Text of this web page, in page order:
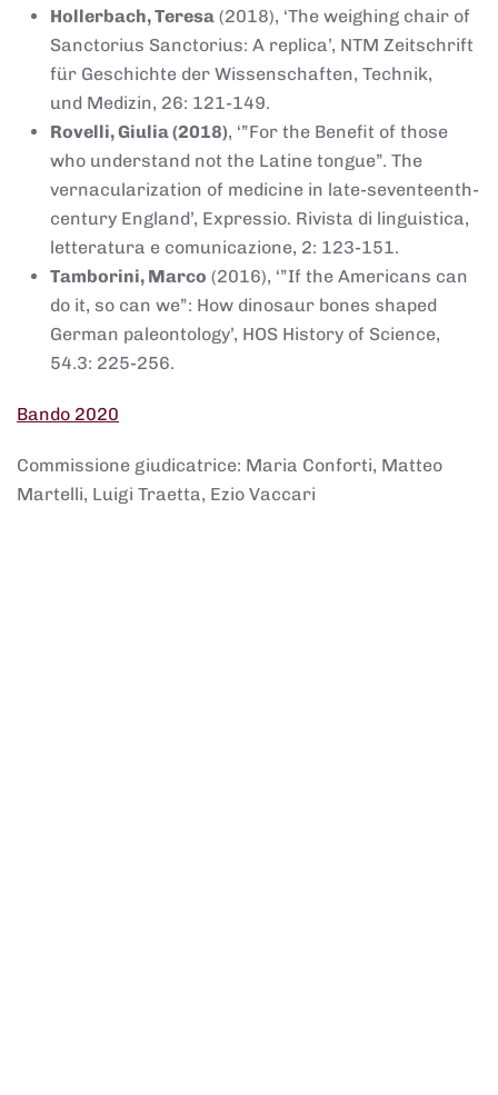
Hollerbach, Teresa (2018), ‘The weighing chair of
Sanctorius Sanctorius: A replica’, NTM Zeitschrift
für Geschichte der Wissenschaften, Technik,
und Medizin, 26: 121-149.
Rovelli, Giulia (2018), ‘”For the Benefit of those
who understand not the Latine tongue”. The
vernacularization of medicine in late-seventeenth-
century England’, Expressio. Rivista di linguistica,
letteratura e comunicazione, 2: 123-151.
Tamborini, Marco (2016), ‘”If the Americans can
do it, so can we”: How dinosaur bones shaped
German paleontology’, HOS History of Science,
54.3: 225-256.
Bando 2020
Commissione giudicatrice: Maria Conforti, Matteo
Martelli, Luigi Traetta, Ezio Vaccari